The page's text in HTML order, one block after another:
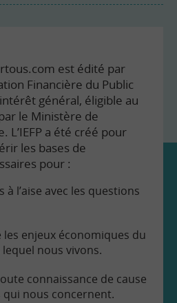
est édité par
Financière du Public
général, éligible au
le Ministère de
L’IEFP a été créé pour
les bases de
pour :
à l’aise avec les questions
enjeux économiques du
nous vivons.
connaissance de cause
qui nous concernent.